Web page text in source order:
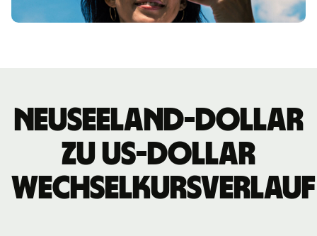
Neuseeland-Dollar
zu US-Dollar
Wechselkursverlauf